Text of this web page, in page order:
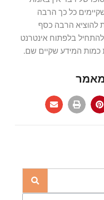
שקיימים כל כך הרבה
להוציא הרבה כסף
בלפתוח אינטרנט
כמות המידע שקיים שם.